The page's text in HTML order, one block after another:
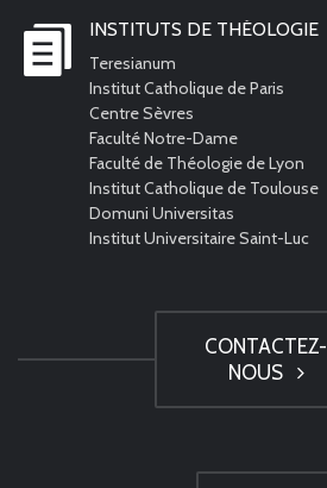
INSTITUTS DE THÉOLOGIE
Teresianum
Institut Catholique de Paris
Centre Sèvres
Faculté Notre-Dame
Faculté de Théologie de Lyon
Institut Catholique de Toulouse
Domuni Universitas
Institut Universitaire Saint-Luc
CONTACTEZ-
NOUS